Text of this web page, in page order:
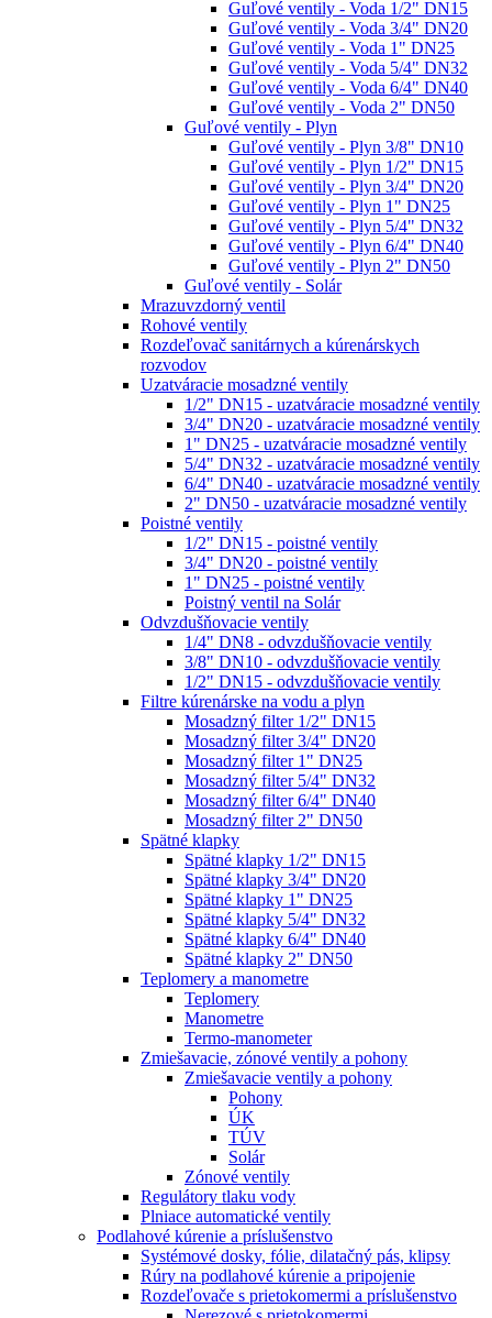
Guľové ventily - Voda 1/2" DN15
Guľové ventily - Voda 3/4" DN20
Guľové ventily - Voda 1" DN25
Guľové ventily - Voda 5/4" DN32
Guľové ventily - Voda 6/4" DN40
Guľové ventily - Voda 2" DN50
Guľové ventily - Plyn
Guľové ventily - Plyn 3/8" DN10
Guľové ventily - Plyn 1/2" DN15
Guľové ventily - Plyn 3/4" DN20
Guľové ventily - Plyn 1" DN25
Guľové ventily - Plyn 5/4" DN32
Guľové ventily - Plyn 6/4" DN40
Guľové ventily - Plyn 2" DN50
Guľové ventily - Solár
Mrazuvzdorný ventil
Rohové ventily
Rozdeľovač sanitárnych a kúrenárskych
rozvodov
Uzatváracie mosadzné ventily
1/2" DN15 - uzatváracie mosadzné ventily
3/4" DN20 - uzatváracie mosadzné ventily
1" DN25 - uzatváracie mosadzné ventily
5/4" DN32 - uzatváracie mosadzné ventily
6/4" DN40 - uzatváracie mosadzné ventily
2" DN50 - uzatváracie mosadzné ventily
Poistné ventily
1/2" DN15 - poistné ventily
3/4" DN20 - poistné ventily
1" DN25 - poistné ventily
Poistný ventil na Solár
Odvzdušňovacie ventily
1/4" DN8 - odvzdušňovacie ventily
3/8" DN10 - odvzdušňovacie ventily
1/2" DN15 - odvzdušňovacie ventily
Filtre kúrenárske na vodu a plyn
Mosadzný filter 1/2" DN15
Mosadzný filter 3/4" DN20
Mosadzný filter 1" DN25
Mosadzný filter 5/4" DN32
Mosadzný filter 6/4" DN40
Mosadzný filter 2" DN50
Spätné klapky
Spätné klapky 1/2" DN15
Spätné klapky 3/4" DN20
Spätné klapky 1" DN25
Spätné klapky 5/4" DN32
Spätné klapky 6/4" DN40
Spätné klapky 2" DN50
Teplomery a manometre
Teplomery
Manometre
Termo-manometer
Zmiešavacie, zónové ventily a pohony
Zmiešavacie ventily a pohony
Pohony
ÚK
TÚV
Solár
Zónové ventily
Regulátory tlaku vody
Plniace automatické ventily
Podlahové kúrenie a príslušenstvo
Systémové dosky, fólie, dilatačný pás, klipsy
Rúry na podlahové kúrenie a pripojenie
Rozdeľovače s prietokomermi a príslušenstvo